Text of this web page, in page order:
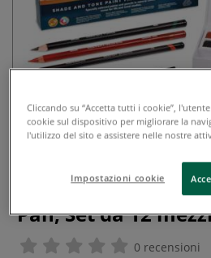
Derwent - Shade &
Pan, Set da 12
0 recensioni
Cliccando su “Accetta tutti i cookie”,
cookie sul dispositivo per migliorare la
l'utilizzo del sito e assistere nelle nostre
Impostazioni cookie